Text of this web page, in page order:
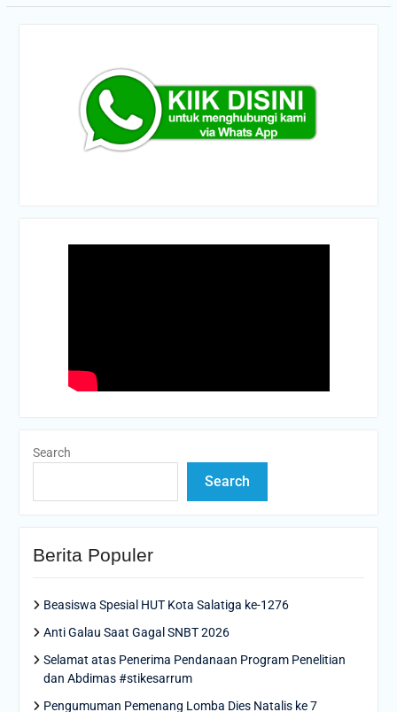
Search
Search
Berita Populer
Beasiswa Spesial HUT Kota Salatiga ke-1276
Anti Galau Saat Gagal SNBT 2026
Selamat atas Penerima Pendanaan Program Penelitian
dan Abdimas #stikesarrum
Pengumuman Pemenang Lomba Dies Natalis ke 7